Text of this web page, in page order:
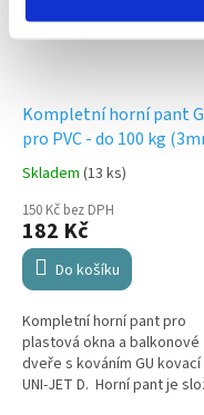
Kompletní horní pant
pro PVC - do 100 kg
bílé krytky
Skladem (13 ks)
150 Kč bez DPH
182 Kč
Do košíku
Kompletní horní pant pro
plastová okna a balkonové
dveře s kováním GU kovací
UNI-JET D. Horní pant je